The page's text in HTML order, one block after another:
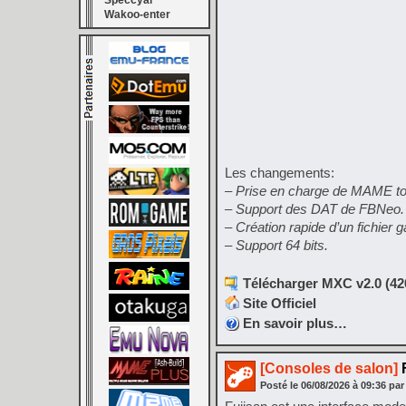
Wakoo-enter
Les changements:
– Prise en charge de MAME
– Support des DAT de FBNeo.
– Création rapide d’un fichier
– Support 64 bits.
Télécharger MXC v2.0
Site Officiel
En savoir plus…
[Consoles de salon]
Posté le 06/08/2026 à 09:36 par